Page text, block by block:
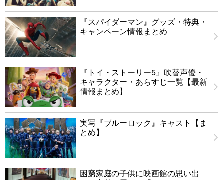
『スパイダーマン』グッズ・特典・
キャンペーン情報まとめ
『トイ・ストーリー5』吹替声優・
キャラクター・あらすじ一覧【最新
情報まとめ】
実写『ブルーロック』キャスト【ま
とめ】
困窮家庭の子供に映画館の思い出